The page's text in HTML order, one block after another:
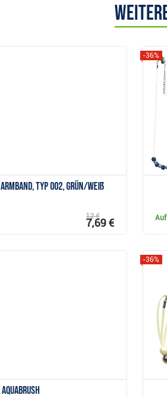
Typ 002, grün/weiß
12 €
7,69 €
-36%
-36%